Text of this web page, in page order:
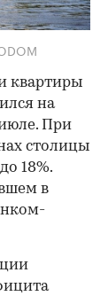
квартиры
на
При
столицы
18%.
в